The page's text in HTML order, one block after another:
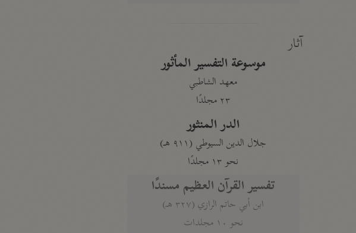
آثار
موسوعة التفسير المأثور
معهد الشاطبي
٢٣ مجلدًا
الدر المنثور
جلال الدين السيوطي (٩١١ هـ)
نحو ١٣ مجلدًا
تفسير القرآن العظيم مسندًا
ابن أبي حاتم الرازي (٣٢٧ هـ)
نحو ١٠ مجلدات